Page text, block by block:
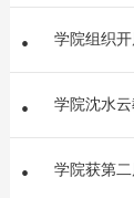
学院组织
学院沈水
学院获第